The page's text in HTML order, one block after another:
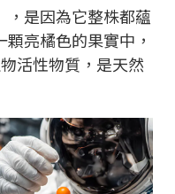
，是因為它整株都蘊
亮橘色的果實中，
活性物質，是天然